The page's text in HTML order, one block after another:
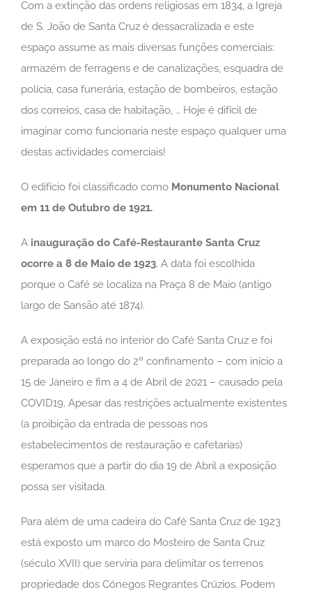
Com a extinção das ordens religiosas em 1834, a Igreja
de S. João de Santa Cruz é dessacralizada e este
espaço assume as mais diversas funções comerciais:
armazém de ferragens e de canalizações, esquadra de
polícia, casa funerária, estação de bombeiros, estação
dos correios, casa de habitação, … Hoje é difícil de
imaginar como funcionaria neste espaço qualquer uma
destas actividades comerciais!
O edifício foi classificado como Monumento Nacional
em 11 de Outubro de 1921.
A inauguração do Café-Restaurante Santa Cruz
ocorre a 8 de Maio de 1923. A data foi escolhida
porque o Café se localiza na Praça 8 de Maio (antigo
largo de Sansão até 1874).
A exposição está no interior do Café Santa Cruz e foi
preparada ao longo do 2º confinamento – com início a
15 de Janeiro e fim a 4 de Abril de 2021 – causado pela
COVID19. Apesar das restrições actualmente existentes
(a proibição da entrada de pessoas nos
estabelecimentos de restauração e cafetarias)
esperamos que a partir do dia 19 de Abril a exposição
possa ser visitada.
Para além de uma cadeira do Café Santa Cruz de 1923
está exposto um marco do Mosteiro de Santa Cruz
(século XVII) que serviria para delimitar os terrenos
propriedade dos Cónegos Regrantes Crúzios. Podem